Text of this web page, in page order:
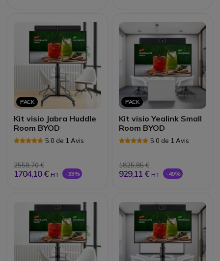
PACK
Kit visio Jabra Huddle
Room BYOD
5.0 de 1 Avis
2558,70 €
1704,10 € HT -33%
PACK
Kit visio Yealink Small
Room BYOD
5.0 de 1 Avis
1825,85 €
929,11 € HT -49%